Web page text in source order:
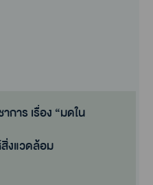
การ เรื่อง “มดใน
งแวดล้อม